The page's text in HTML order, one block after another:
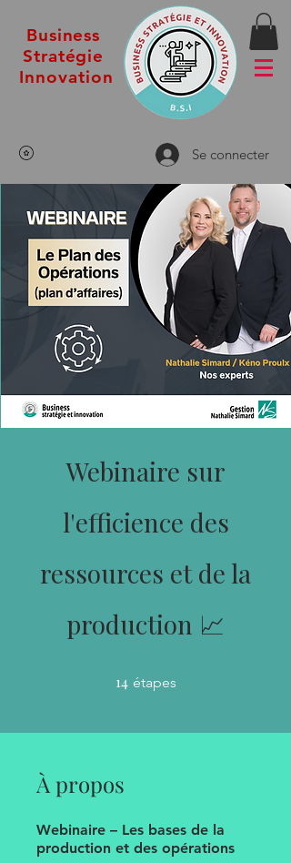
Business
Stratégie
Innovation
Se connecter
Webinaire sur
l'efficience des
ressources et de la
production 📈
14 étapes
À propos
Webinaire – Les bases de la
production et des opérations